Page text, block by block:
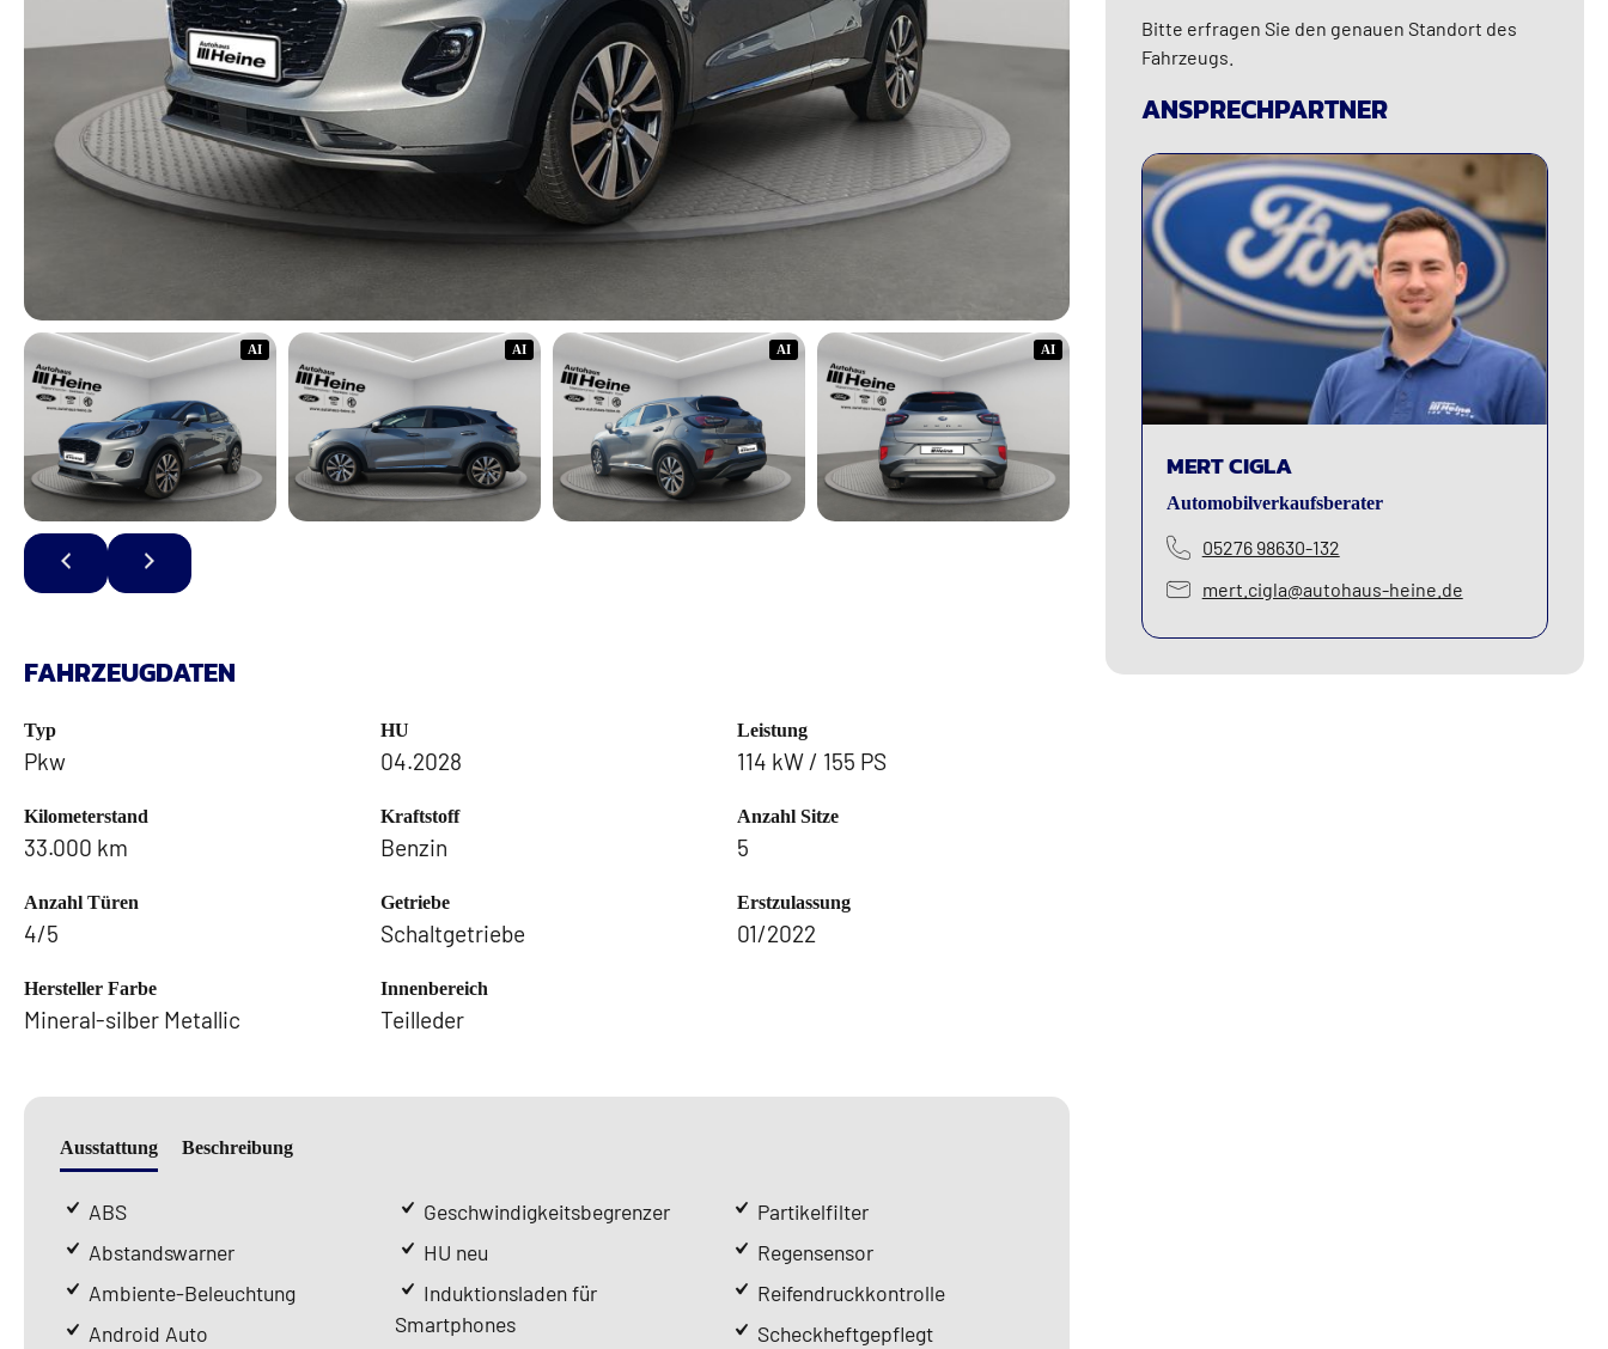
AI AI AI AI AI
FAHRZEUGDATEN
Typ
Pkw
HU
04.2028
Leistung
114 kW / 155 PS
Kilometerstand
33.000 km
Kraftstoff
Benzin
Anzahl Sitze
5
Anzahl Türen
4/5
Getriebe
Schaltgetriebe
Erstzulassung
01/2022
Hersteller Farbe
Mineral-silber Metallic
Innenbereich
Teilleder
Ausstattung Beschreibung
ABS
Abstandswarner
Ambiente-Beleuchtung
Android Auto
Geschwindigkeitsbegrenzer
HU neu
Induktionsladen für
Smartphones
Partikelfilter
Regensensor
Reifendruckkontrolle
Scheckheftgepflegt
Bitte erfragen Sie den genauen Standort des
Fahrzeugs.
ANSPRECHPARTNER
MERT CIGLA
Automobilverkaufsberater
05276 98630-132
mert.cigla@autohaus-heine.de